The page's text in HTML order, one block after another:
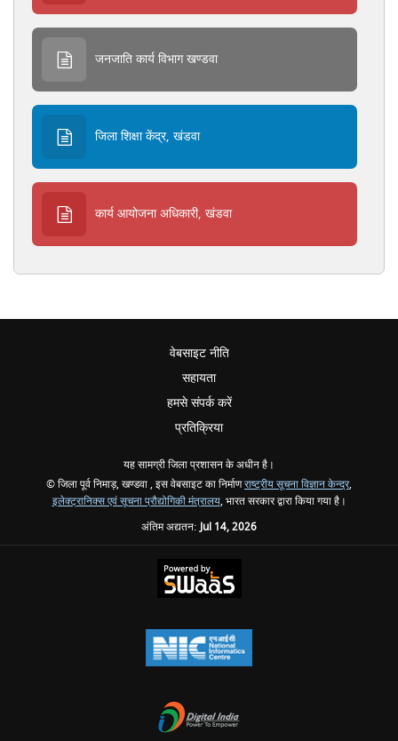
जनजाति कार्य विभाग खण्डवा
जिला शिक्षा केंद्र, खंडवा
कार्य आयोजना अधिकारी, खंडवा
वेबसाइट नीति
सहायता
हमसे संपर्क करें
प्रतिक्रिया
यह सामग्री जिला प्रशासन के अधीन है।
© जिला पूर्व निमाड़, खण्‍डवा , इस वेबसाइट का निर्माणराष्ट्रीय सूचना विज्ञान केन्द्र,
इलेक्ट्रानिक्स एवं सूचना प्रौद्योगिकी मंत्रालय, भारत सरकार द्वारा किया गया है।
अंतिम अद्यतन:Jul 14, 2026